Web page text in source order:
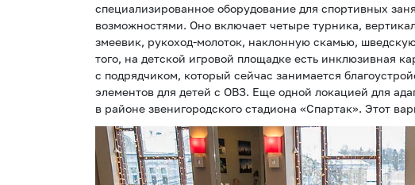
специализированное оборудование для спортивных
возможностями. Оно включает четыре турника,
змеевик, рукоход-молоток, наклонную скамью,
того, на детской игровой площадке есть инклюзивная
с подрядчиком, который сейчас занимается
элементов для детей с ОВЗ. Еще одной локацией для
в районе звенигородского стадиона «Спартак». Этот